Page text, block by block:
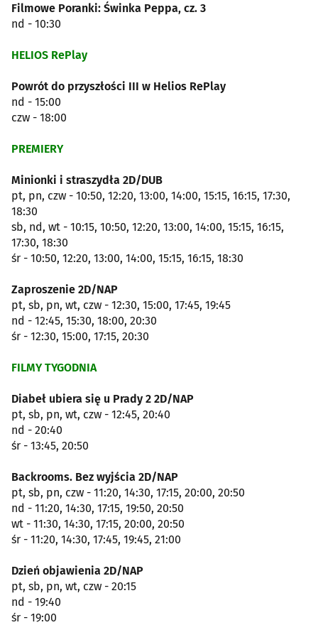
Filmowe Poranki: Świnka Peppa, cz. 3
nd - 10:30
HELIOS RePlay
Powrót do przyszłości III w Helios RePlay
nd - 15:00
czw - 18:00
PREMIERY
Minionki i straszydła 2D/DUB
pt, pn, czw - 10:50, 12:20, 13:00, 14:00, 15:15, 16:15, 17:30,
18:30
sb, nd, wt - 10:15, 10:50, 12:20, 13:00, 14:00, 15:15, 16:15,
17:30, 18:30
śr - 10:50, 12:20, 13:00, 14:00, 15:15, 16:15, 18:30
Zaproszenie 2D/NAP
pt, sb, pn, wt, czw - 12:30, 15:00, 17:45, 19:45
nd - 12:45, 15:30, 18:00, 20:30
śr - 12:30, 15:00, 17:15, 20:30
FILMY TYGODNIA
Diabeł ubiera się u Prady 2 2D/NAP
pt, sb, pn, wt, czw - 12:45, 20:40
nd - 20:40
śr - 13:45, 20:50
Backrooms. Bez wyjścia 2D/NAP
pt, sb, pn, czw - 11:20, 14:30, 17:15, 20:00, 20:50
nd - 11:20, 14:30, 17:15, 19:50, 20:50
wt - 11:30, 14:30, 17:15, 20:00, 20:50
śr - 11:20, 14:30, 17:45, 19:45, 21:00
Dzień objawienia 2D/NAP
pt, sb, pn, wt, czw - 20:15
nd - 19:40
śr - 19:00